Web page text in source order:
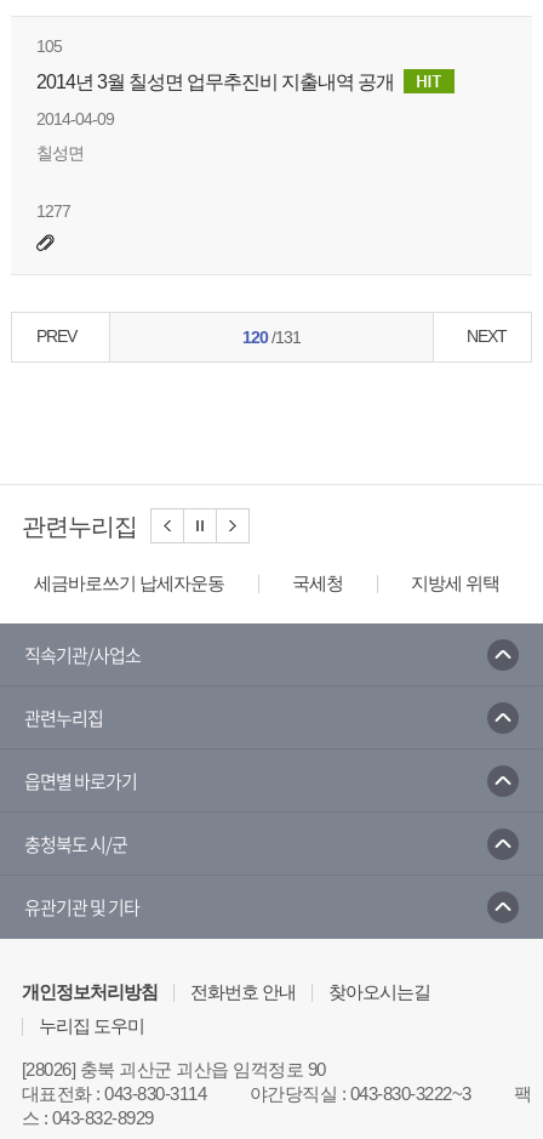
105
2014년 3월 칠성면 업무추진비 지출내역 공개
2014-04-09
칠성면
1277
PREV 120/131 NEXT
관련누리집
세금바로쓰기 납세자운동 국세청 지방세 위택스
직속기관/사업소
관련누리집
읍면별 바로가기
충청북도 시/군
유관기관 및 기타
개인정보처리방침 전화번호 안내
찾아오시는길
누리집 도우미
[28026] 충북 괴산군 괴산읍 임꺽정로 90
대표전화:043-830-3114 야간당직실 : 043-830-3222~3
팩
스 : 043-832-8929